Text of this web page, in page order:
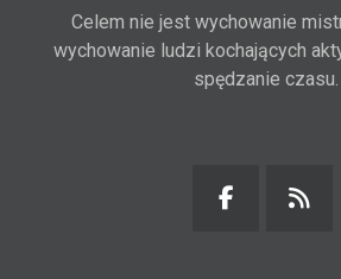
Celem nie jest wychowanie
wychowanie ludzi kochających
spędzanie czasu.